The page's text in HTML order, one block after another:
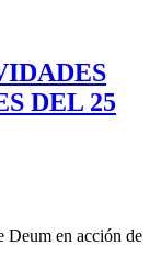
DEL 25
Deum en acción de